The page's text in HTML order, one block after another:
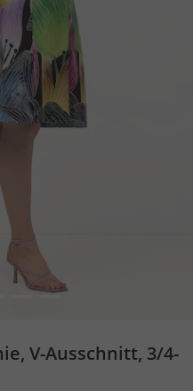
V-Ausschnitt, 3/4-